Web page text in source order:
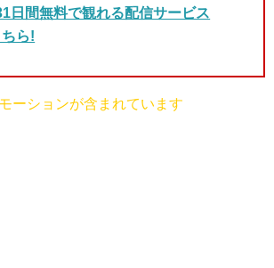
日間無料で観れる配信サービス
ら!
ーションが含まれています